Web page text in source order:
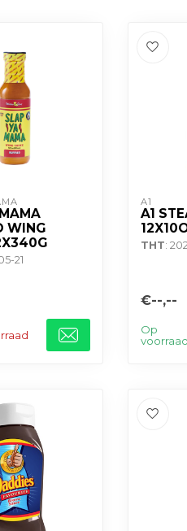
WING
21
A1
A1
THT:
€--,--
Op
voorraad